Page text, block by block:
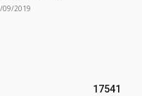
09/2019
17541